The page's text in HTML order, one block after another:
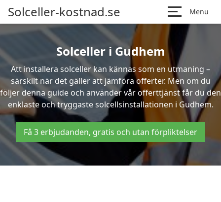
Solceller-kostnad.se Menu
Solceller i Gudhem
Att installera solceller kan kännas som en utmaning –
särskilt när det gäller att jämföra offerter. Men om du
följer denna guide och använder vår offerttjänst får du den
enklaste och tryggaste solcellsinstallationen i Gudhem.
Få 3 erbjudanden, gratis och utan förpliktelser